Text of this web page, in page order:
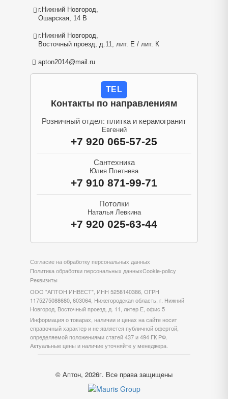
г.Нижний Новгород,
Ошарская, 14 В
г.Нижний Новгород,
Восточный проезд, д.11, лит. Е / лит. К
apton2014@mail.ru
TEL
Контакты по направлениям
Розничный отдел: плитка и керамогранит
Евгений
+7 920 065-57-25
Сантехника
Юлия Плетнева
+7 910 871-99-71
Потолки
Наталья Левкина
+7 920 025-63-44
Согласие на обработку персональных данных
Политика обработки персональных данныхCookie-policy
Реквизиты
ООО "АПТОН ИНВЕСТ", ИНН 5258140386, ОГРН
1175275088680, 603064, Нижегородская область, г. Нижний
Новгород, Восточный проезд, д. 11, литер Е, офис 5
Информация о товарах, наличии и ценах на сайте носит
справочный характер и не является публичной офертой,
определяемой положениями статей 437 и 494 ГК РФ.
Актуальные цены и наличие уточняйте у менеджера.
© Аптон, 2026г. Все права защищены